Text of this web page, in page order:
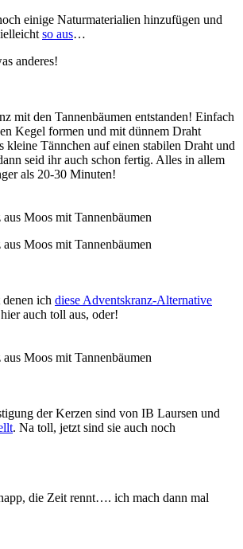
einige Naturmaterialien hinzufügen und
so aus…
anderes!
mit den Tannenbäumen entstanden! Einfach
Kegel formen und mit dünnem Draht
kleine Tännchen auf einen stabilen Draht und
seid ihr auch schon fertig. Alles in allem
als 20-30 Minuten!
ich diese Adventskranz-Alternative
auch toll aus, oder!
der Kerzen sind von IB Laursen und
. Na toll, jetzt sind sie auch noch
die Zeit rennt…. ich mach dann mal